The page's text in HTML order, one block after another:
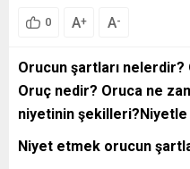
0 A+ A-
Orucun şartları nelerdir?
Oruç nedir? Oruca ne
niyetinin şekilleri?Niyetle
Niyet etmek orucun